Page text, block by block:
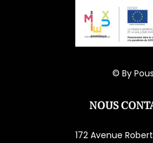
© By
NOUS
172 Avenue